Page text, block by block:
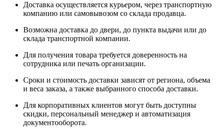
Доставка осуществляется курьером, через транспортную
компанию или самовывозом со склада продавца.
Возможна доставка до двери, до пункта выдачи или до
склада транспортной компании.
Для получения товара требуется доверенность на
сотрудника или печать организации.
Сроки и стоимость доставки зависят от региона, объема
и веса заказа, а также выбранного способа доставки.
Для корпоративных клиентов могут быть доступны
скидки, персональный менеджер и автоматизация
документооборота.